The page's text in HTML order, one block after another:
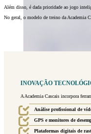
Além disso, é dada prioridade ao jogo
No geral, o modelo de treino da Academia
INOVAÇÃO
A Academia Cascais incorpora
Análise profissional de
GPS e monitores de
Plataformas digitais de